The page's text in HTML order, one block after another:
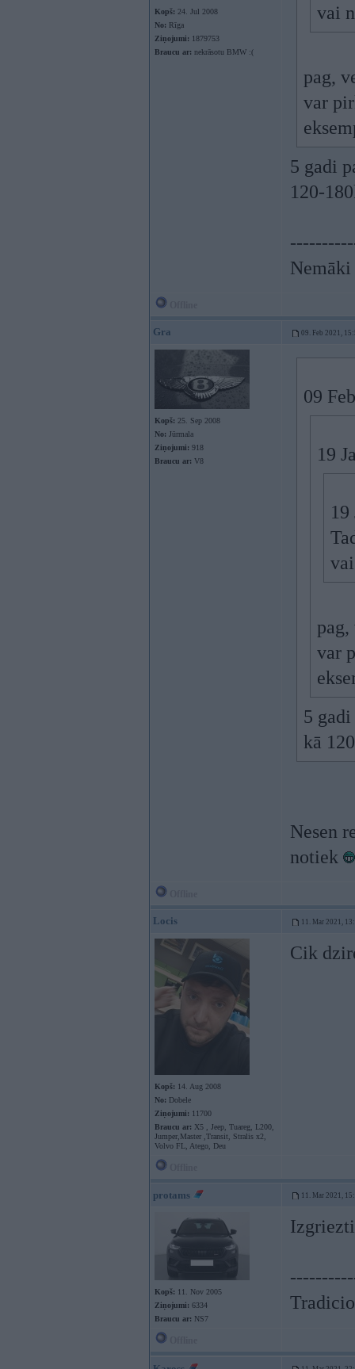
Kopš: 24. Jul 2008
No: Rīga
Ziņojumi: 1879753
Braucu ar: nekrāsotu BMW :(
vai
pag,
var
5 gadi
120-
Gra 09. Feb 2021,
Kopš: 25. Sep 2008
No: Jūrmala
Ziņojumi: 918
Braucu ar: V8
09
19
var
5
kā
Nesen
notiek
Locis 11. Mar 2021,
Kopš: 14. Aug 2008
No: Dobele
Ziņojumi: 11700
Braucu ar: X5 , Jeep, Tuareg, L200,
Jumper,Master ,Transit, Stralis x2,
Volvo FL, Atego, Deu
Cik
protams 11. Mar 2021,
Kopš: 11. Nov 2005
Ziņojumi: 6334
Braucu ar: NS7